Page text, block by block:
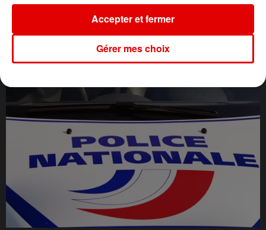
L'ACTU DES ARDENNES
Gérer mes choix
Accepter et fermer